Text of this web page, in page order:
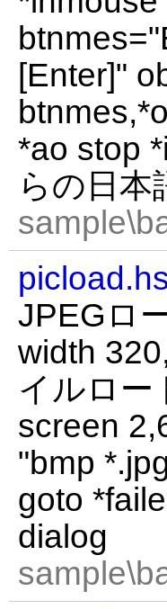
[Enter]"
*ao stop
らの日本
JPEGロ
width
イルロー
screen
"bmp
goto
dialog